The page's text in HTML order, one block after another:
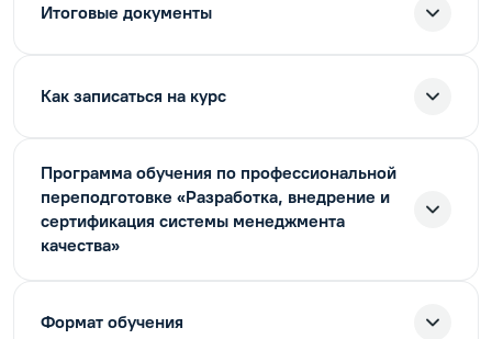
Итоговые документы
Как записаться на курс
Программа обучения по профессиональной
переподготовке «Разработка, внедрение и
сертификация системы менеджмента
качества»
Формат обучения